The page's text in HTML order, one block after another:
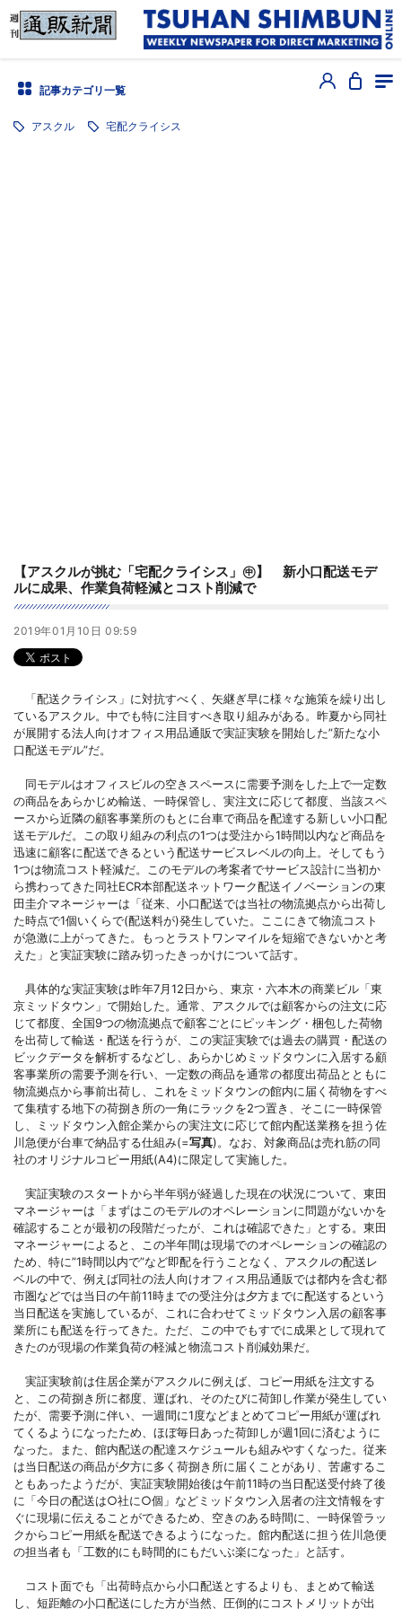
記事カテゴリ一覧
アスクル 宅配クライシス
【アスクルが挑む「宅配クライシス」㊥】 新小口配送モデ
ルに成果、作業負荷軽減とコスト削減で
2019年01月10日 09:59
「配送クライシス」に対抗すべく、矢継ぎ早に様々な施策を繰り出し
ているアスクル。中でも特に注目すべき取り組みがある。昨夏から同社
が展開する法人向けオフィス用品通販で実証実験を開始した”新たな小
口配送モデル”だ。
同モデルはオフィスビルの空きスペースに需要予測をした上で一定数
の商品をあらかじめ輸送、一時保管し、実注文に応じて都度、当該スペ
ースから近隣の顧客事業所のもとに台車で商品を配達する新しい小口配
送モデルだ。この取り組みの利点の1つは受注から1時間以内など商品を
迅速に顧客に配送できるという配送サービスレベルの向上。そしてもう
1つは物流コスト軽減だ。このモデルの考案者でサービス設計に当初か
ら携わってきた同社ECR本部配送ネットワーク配送イノベーションの東
田圭介マネージャーは「従来、小口配送では当社の物流拠点から出荷し
た時点で1個いくらで(配送料が)発生していた。ここにきて物流コスト
が急激に上がってきた。もっとラストワンマイルを短縮できないかと考
えた」と実証実験に踏み切ったきっかけについて話す。
具体的な実証実験は昨年7月12日から、東京・六本木の商業ビル「東
京ミッドタウン」で開始した。通常、アスクルでは顧客からの注文に応
じて都度、全国9つの物流拠点で顧客ごとにピッキング・梱包した荷物
を出荷して輸送・配送を行うが、この実証実験では過去の購買・配送の
ビックデータを解析するなどし、あらかじめミッドタウンに入居する顧
客事業所の需要予測を行い、一定数の商品を通常の都度出荷品とともに
物流拠点から事前出荷し、これをミッドタウンの館内に届く荷物をすべ
て集積する地下の荷捌き所の一角にラックを2つ置き、そこに一時保管
し、ミッドタウン入館企業からの実注文に応じて館内配送業務を担う佐
川急便が台車で納品する仕組み(=写真)。なお、対象商品は売れ筋の同
社のオリジナルコピー用紙(A4)に限定して実施した。
実証実験のスタートから半年弱が経過した現在の状況について、東田
マネージャーは「まずはこのモデルのオペレーションに問題がないかを
確認することが最初の段階だったが、これは確認できた」とする。東田
マネージャーによると、この半年間は現場でのオペレーションの確認の
ため、特に”1時間以内で”など即配を行うことなく、アスクルの配送レ
ベルの中で、例えば同社の法人向けオフィス用品通販では都内を含む都
市圏などでは当日の午前11時までの受注分は夕方までに配送するという
当日配送を実施しているが、これに合わせてミッドタウン入居の顧客事
業所にも配送を行ってきた。ただ、この中でもすでに成果として現れて
きたのが現場の作業負荷の軽減と物流コスト削減効果だ。
実証実験前は住居企業がアスクルに例えば、コピー用紙を注文する
と、この荷捌き所に都度、運ばれ、そのたびに荷卸し作業が発生してい
たが、需要予測に伴い、一週間に1度などまとめてコピー用紙が運ばれ
てくるようになったため、ほぼ毎日あった荷卸しが週1回に済むように
なった。また、館内配送の配達スケジュールも組みやすくなった。従来
は当日配送の商品が夕方に多く荷捌き所に届くことがあり、苦慮するこ
ともあったようだが、実証実験開始後は午前11時の当日配送受付終了後
に「今日の配送は○社に○個」などミッドタウン入居者の注文情報をす
ぐに現場に伝えることができるため、空きのある時間に、一時保管ラッ
クからコピー用紙を配送できるようになった。館内配送に担う佐川急便
の担当者も「工数的にも時間的にもだいぶ楽になった」と話す。
コスト面でも「出荷時点から小口配送とするよりも、まとめて輸送
し、短距離の小口配送にした方が当然、圧倒的にコストメリットが出